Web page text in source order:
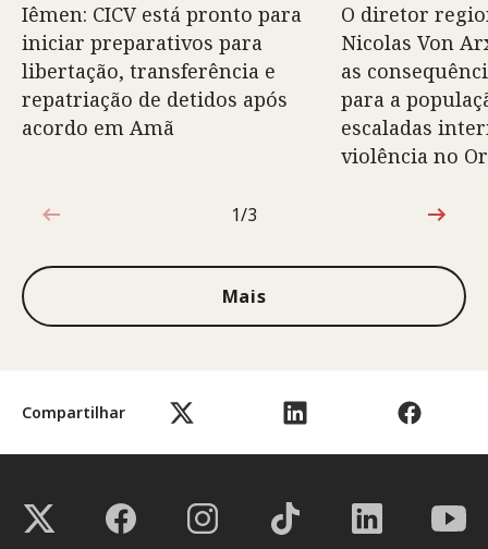
Compartilhar
Iêmen: CICV está pronto para
iniciar preparativos para
libertação, transferência e
repatriação de detidos após
acordo em Amã
O diretor
Nicolas Von
as
para a
escaladas
violência no
1 de 3
1/3
Mais